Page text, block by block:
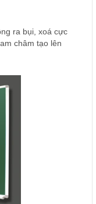
ra bụi, xoá cực
châm tạo lên